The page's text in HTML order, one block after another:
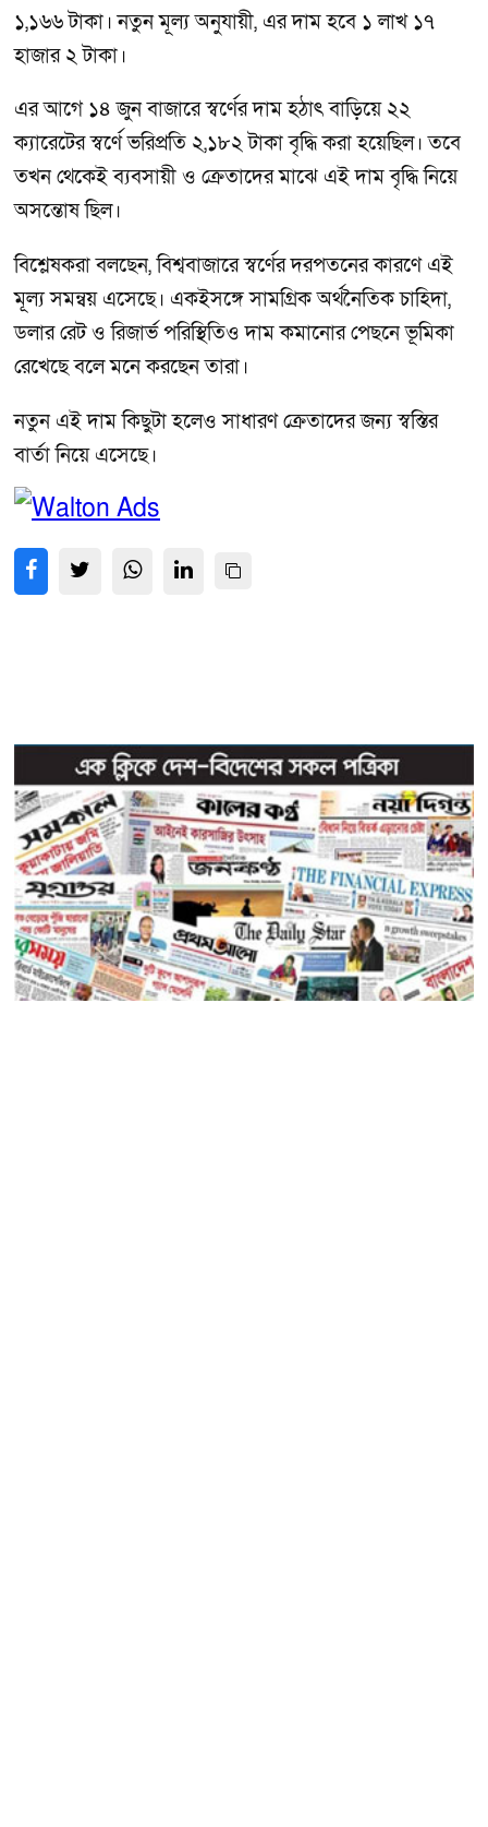
১,১৬৬ টাকা। নতুন মূল্য অনুযায়ী, এর দাম হবে ১ লাখ ১৭
হাজার ২ টাকা।
এর আগে ১৪ জুন বাজারে স্বর্ণের দাম হঠাৎ বাড়িয়ে ২২
ক্যারেটের স্বর্ণে ভরিপ্রতি ২,১৮২ টাকা বৃদ্ধি করা হয়েছিল। তবে
তখন থেকেই ব্যবসায়ী ও ক্রেতাদের মাঝে এই দাম বৃদ্ধি নিয়ে
অসন্তোষ ছিল।
বিশ্লেষকরা বলছেন, বিশ্ববাজারে স্বর্ণের দরপতনের কারণে এই
মূল্য সমন্বয় এসেছে। একইসঙ্গে সামগ্রিক অর্থনৈতিক চাহিদা,
ডলার রেট ও রিজার্ভ পরিস্থিতিও দাম কমানোর পেছনে ভূমিকা
রেখেছে বলে মনে করছেন তারা।
নতুন এই দাম কিছুটা হলেও সাধারণ ক্রেতাদের জন্য স্বস্তির
বার্তা নিয়ে এসেছে।